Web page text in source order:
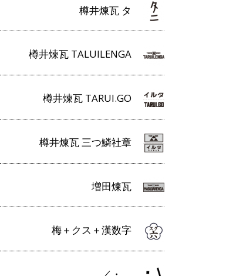
樽井煉瓦 タ
樽井煉瓦 TALUILENGA
樽井煉瓦 TARUI.GO
樽井煉瓦 三つ鱗社章
増田煉瓦
梅＋クス＋漢数字